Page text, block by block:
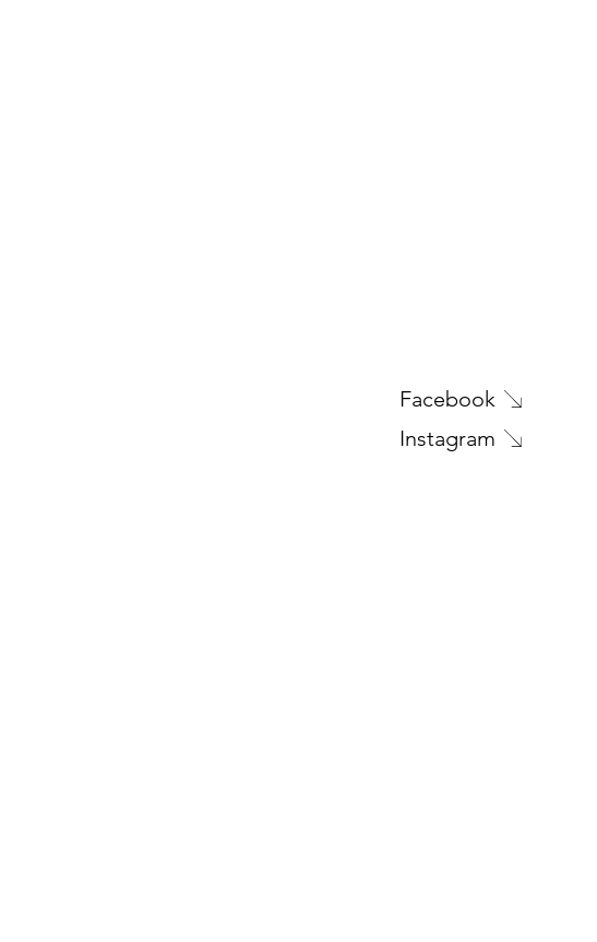
Facebook
Instagram